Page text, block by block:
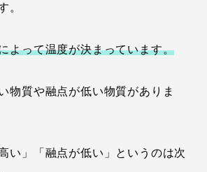
。
よって温度が決まっています。
物質や融点が低い物質がありま
い」「融点が低い」というのは次